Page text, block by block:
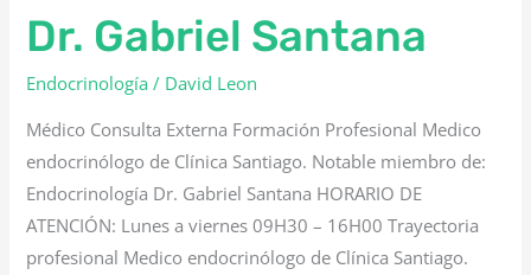
Dr. Gabriel Santana
Endocrinología / David Leon
Médico Consulta Externa Formación Profesional Medico
endocrinólogo de Clínica Santiago. Notable miembro de:
Endocrinología Dr. Gabriel Santana HORARIO DE
ATENCIÓN: Lunes a viernes 09H30 – 16H00 Trayectoria
profesional Medico endocrinólogo de Clínica Santiago.